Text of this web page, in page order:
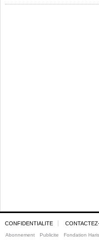
CONFIDENTIALITE
Abonnement Publicite Fondation